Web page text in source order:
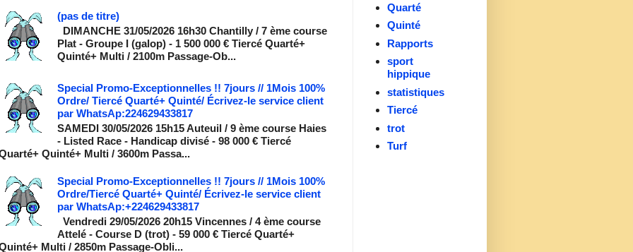
(pas de titre)
DIMANCHE 31/05/2026 16h30 Chantilly / 7 ème course
Plat - Groupe I (galop) - 1 500 000 € Tiercé Quarté+
Quinté+ Multi / 2100m Passage-Ob...
Special Promo-Exceptionnelles !! 7jours // 1Mois 100%
Ordre/ Tiercé Quarté+ Quinté/ Écrivez-le service client
par WhatsAp:224629433817
SAMEDI 30/05/2026 15h15 Auteuil / 9 ème course Haies
- Listed Race - Handicap divisé - 98 000 € Tiercé
Quinté+ Multi / 3600m Passa...
Special Promo-Exceptionnelles !! 7jours // 1Mois 100%
Ordre/Tiercé Quarté+ Quinté/ Écrivez-le service client
par WhatsAp:+224629433817
Vendredi 29/05/2026 20h15 Vincennes / 4 ème course
Attelé - Course D (trot) - 59 000 € Tiercé Quarté+
Multi / 2850m Passage-Obli...
Quarté
Quinté
Rapports
sport
hippique
statistiques
Tiercé
trot
Turf